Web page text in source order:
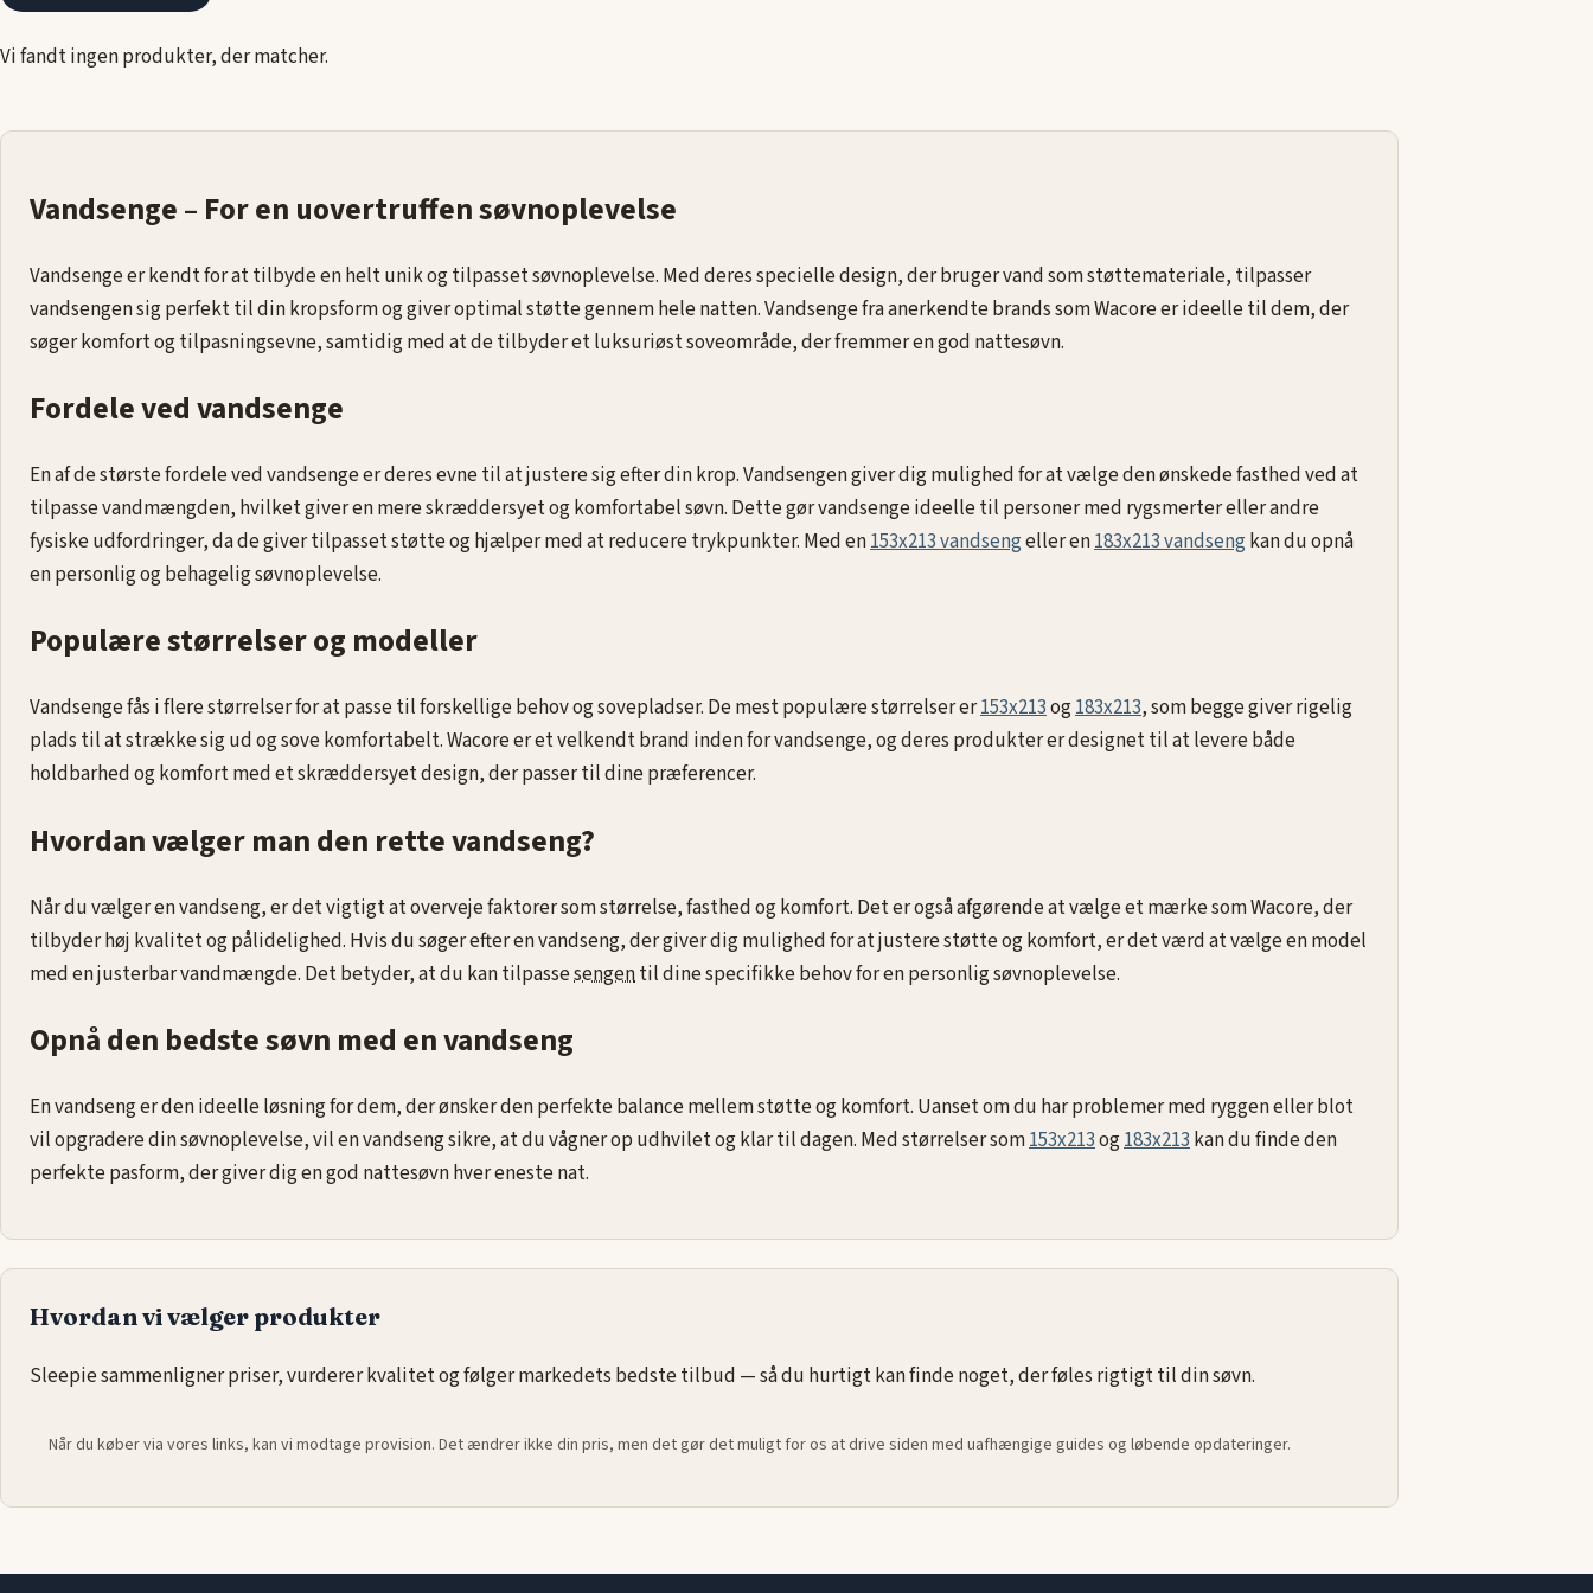
Udforsk vores udvalg af vandsenge og find den perfekte løsning til at
vandsenge en skræddersyet og komfortabel søvnoplevelse.
Vi fandt ingen produkter, der matcher.
Vandsenge – For en uovertruffen søvnoplevelse
Vandsenge er kendt for at tilbyde en helt unik og tilpasset søvnoplevelse. Med deres specielle design, der bruger vand som støttemateriale, tilpasser
vandsengen sig perfekt til din kropsform og giver optimal støtte gennem hele natten. Vandsenge fra anerkendte brands som Wacore er ideelle til dem, der
søger komfort og tilpasningsevne, samtidig med at de tilbyder et luksuriøst soveområde, der fremmer en god nattesøvn.
Fordele ved vandsenge
En af de største fordele ved vandsenge er deres evne til at justere sig efter din krop. Vandsengen giver dig mulighed for at vælge den ønskede fasthed ved at
tilpasse vandmængden, hvilket giver en mere skræddersyet og komfortabel søvn. Dette gør vandsenge ideelle til personer med rygsmerter eller andre
fysiske udfordringer, da de giver tilpasset støtte og hjælper med at reducere trykpunkter. Med en153x213 vandsengeller en183x213 vandsengkan du opnå
en personlig og behagelig søvnoplevelse.
Populære størrelser og modeller
Vandsenge fås i flere størrelser for at passe til forskellige behov og sovepladser. De mest populære størrelser er153x213og183x213, som begge giver rigelig
plads til at strække sig ud og sove komfortabelt. Wacore er et velkendt brand inden for vandsenge, og deres produkter er designet til at levere både
holdbarhed og komfort med et skræddersyet design, der passer til dine præferencer.
Hvordan vælger man den rette vandseng?
Når du vælger en vandseng, er det vigtigt at overveje faktorer som størrelse, fasthed og komfort. Det er også afgørende at vælge et mærke som Wacore, der
tilbyder høj kvalitet og pålidelighed. Hvis du søger efter en vandseng, der giver dig mulighed for at justere støtte og komfort, er det værd at vælge en model
med en justerbar vandmængde. Det betyder, at du kan tilpassesengentil dine specifikke behov for en personlig søvnoplevelse.
Opnå den bedste søvn med en vandseng
En vandseng er den ideelle løsning for dem, der ønsker den perfekte balance mellem støtte og komfort. Uanset om du har problemer med ryggen eller blot
vil opgradere din søvnoplevelse, vil en vandseng sikre, at du vågner op udhvilet og klar til dagen. Med størrelser som153x213og183x213kan du finde den
perfekte pasform, der giver dig en god nattesøvn hver eneste nat.
Hvordan vi vælger produkter
Sleepie sammenligner priser, vurderer kvalitet og følger markedets bedste tilbud — så du hurtigt kan finde noget, der føles rigtigt til din søvn.
Når du køber via vores links, kan vi modtage provision. Det ændrer ikke din pris, men det gør det muligt for os at drive siden med uafhængige guides og løbende opdateringer.